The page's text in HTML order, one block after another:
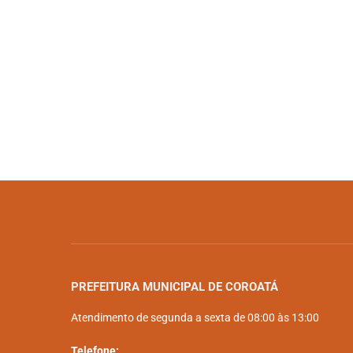
PREFEITURA MUNICIPAL DE COROATÁ
Atendimento de segunda a sexta de 08:00 às 13:00